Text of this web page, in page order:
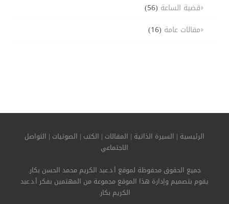
قضية الساعة (56)
مقالات عامة (16)
الرئيسية | السيرة الذاتية | المقالات | الكتب | الصوتيات | التواصل
الاجتماعي
جميع الحقوق محفوظة لموقع أ.د.عبد الكريم محمد الحسن بكار.
يقوم بتصميم وإدارة هذا الموقع مجموعة من المهتمين بفكر أ.د.عبد
الكريم بكار.